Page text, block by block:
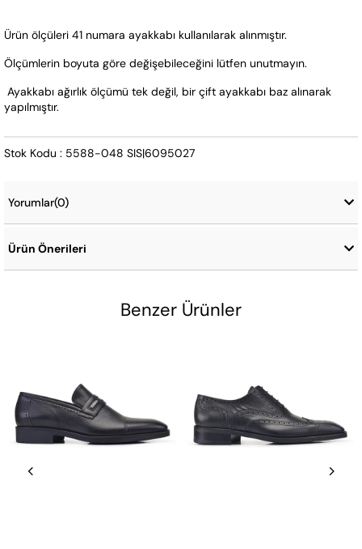
Ürün ölçüleri 41 numara ayakkabı kullanılarak alınmıştır.
Ölçümlerin boyuta göre değişebileceğini lütfen unutmayın.
Ayakkabı ağırlık ölçümü tek değil, bir çift ayakkabı baz alınarak
yapılmıştır.
Stok Kodu : 5588-048 SIS|6095027
Yorumlar(0)
Ürün Önerileri
Benzer Ürünler